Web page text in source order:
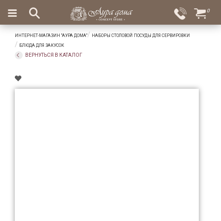
Вход
Избранное
×
Салоны
Доставка
Оплата
Ароматы
0
ИНТЕРНЕТ-МАГАЗИН "АУРА ДОМА"
НАБОРЫ СТОЛОВОЙ ПОСУДЫ ДЛЯ СЕРВИРОВКИ
БЛЮДА ДЛЯ ЗАКУСОК
ВЕРНУТЬСЯ В КАТАЛОГ